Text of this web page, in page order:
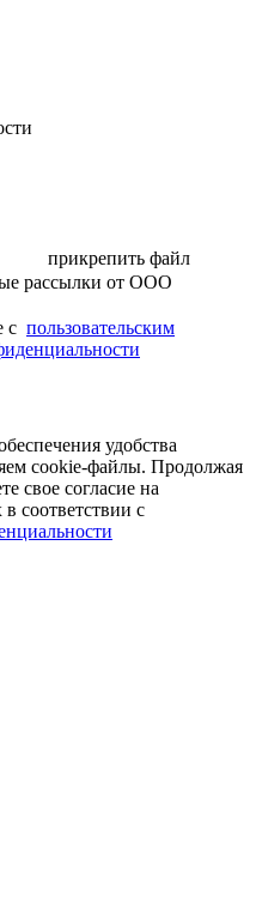
прикрепить файл
рассылки от ООО
с пользовательским
удобства
cookie-файлы. Продолжая
свое согласие на
соответствии с